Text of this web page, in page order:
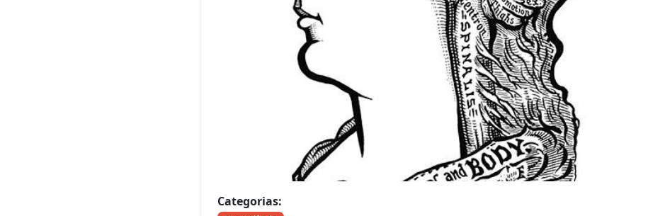
Categorias: